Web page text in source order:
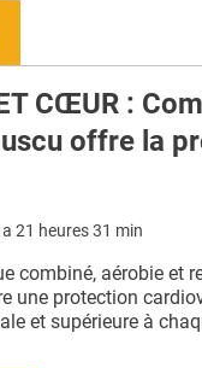
CŒUR :
offre la
21 heures 31 min
combiné, aérobie et
une protection
et supérieure à